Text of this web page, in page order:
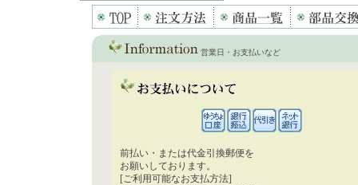
営業日・お支払いなど
前払い・または代金引換郵便を
お願いしております。
[ご利用可能なお支払方法]